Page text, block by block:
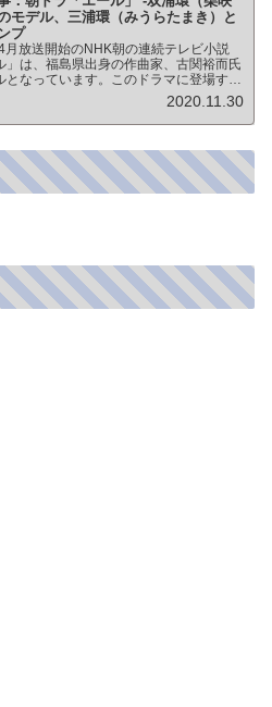
モデル、三浦環（みうらたまき）と
プ
月放送開始のNHK朝の連続テレビ小説
」は、福島県出身の作曲家、古関裕而氏
となっています。このドラマに登場する
楽家、三浦環さんと、本サイトにも登場
公一氏のアンプ（著書「送信管によるシ
ンプ製作…
2020.11.30